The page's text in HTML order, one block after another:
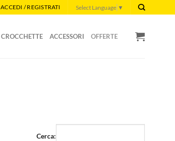
ACCEDI / REGISTRATI Select Language ▼
CROCCHETTE ACCESSORI OFFERTE
Cerca: